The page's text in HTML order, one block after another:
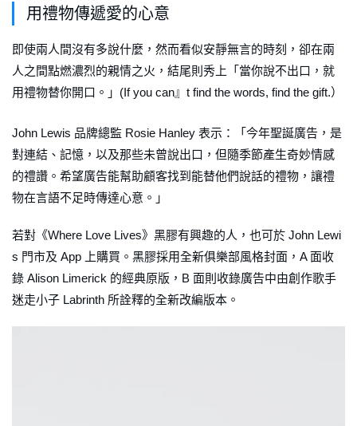
用禮物傳遞愛的心意
即使兩人間沒有多說什麼，然而看似安靜無言的時刻，卻在兩
人之間點燃濃烈的親情之火，結尾則秀上「當你說不出口，就
用禮物替你開口。」(If you can』t find the words, find the gift.）
John Lewis 品牌總監 Rosie Hanley 表示：「今年聖誕廣告，是
對連結、記憶，以及那些未曾說出口，但隨季節產生奇妙情感
的禮讚。希望廣告能幫助顧客找到能替他們說話的禮物，讓禮
物在言語不足時傳達心意。」
若對《Where Love Lives》黑膠有興趣的人，也可於 John Lewi
s 門市及 App 上購買。黑膠採用全新俱樂部風格封面，A 面收
錄 Alison Limerick 的經典原版，B 面則收錄廣告中由創作歌手
迷走小子 Labrinth 所詮釋的全新改編版本。